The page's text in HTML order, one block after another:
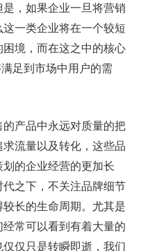
，如果企业一旦将营销
一类企业将在一个较短
境，而在这之中的核心
足到市场中用户的需
产品中永远对质量的把
流量以及转化，这些品
的企业经营的更加长
之下，不关注品牌细节
长的生命周期。尤其是
常可以看到有着大量的
仅只是转瞬即逝，我们